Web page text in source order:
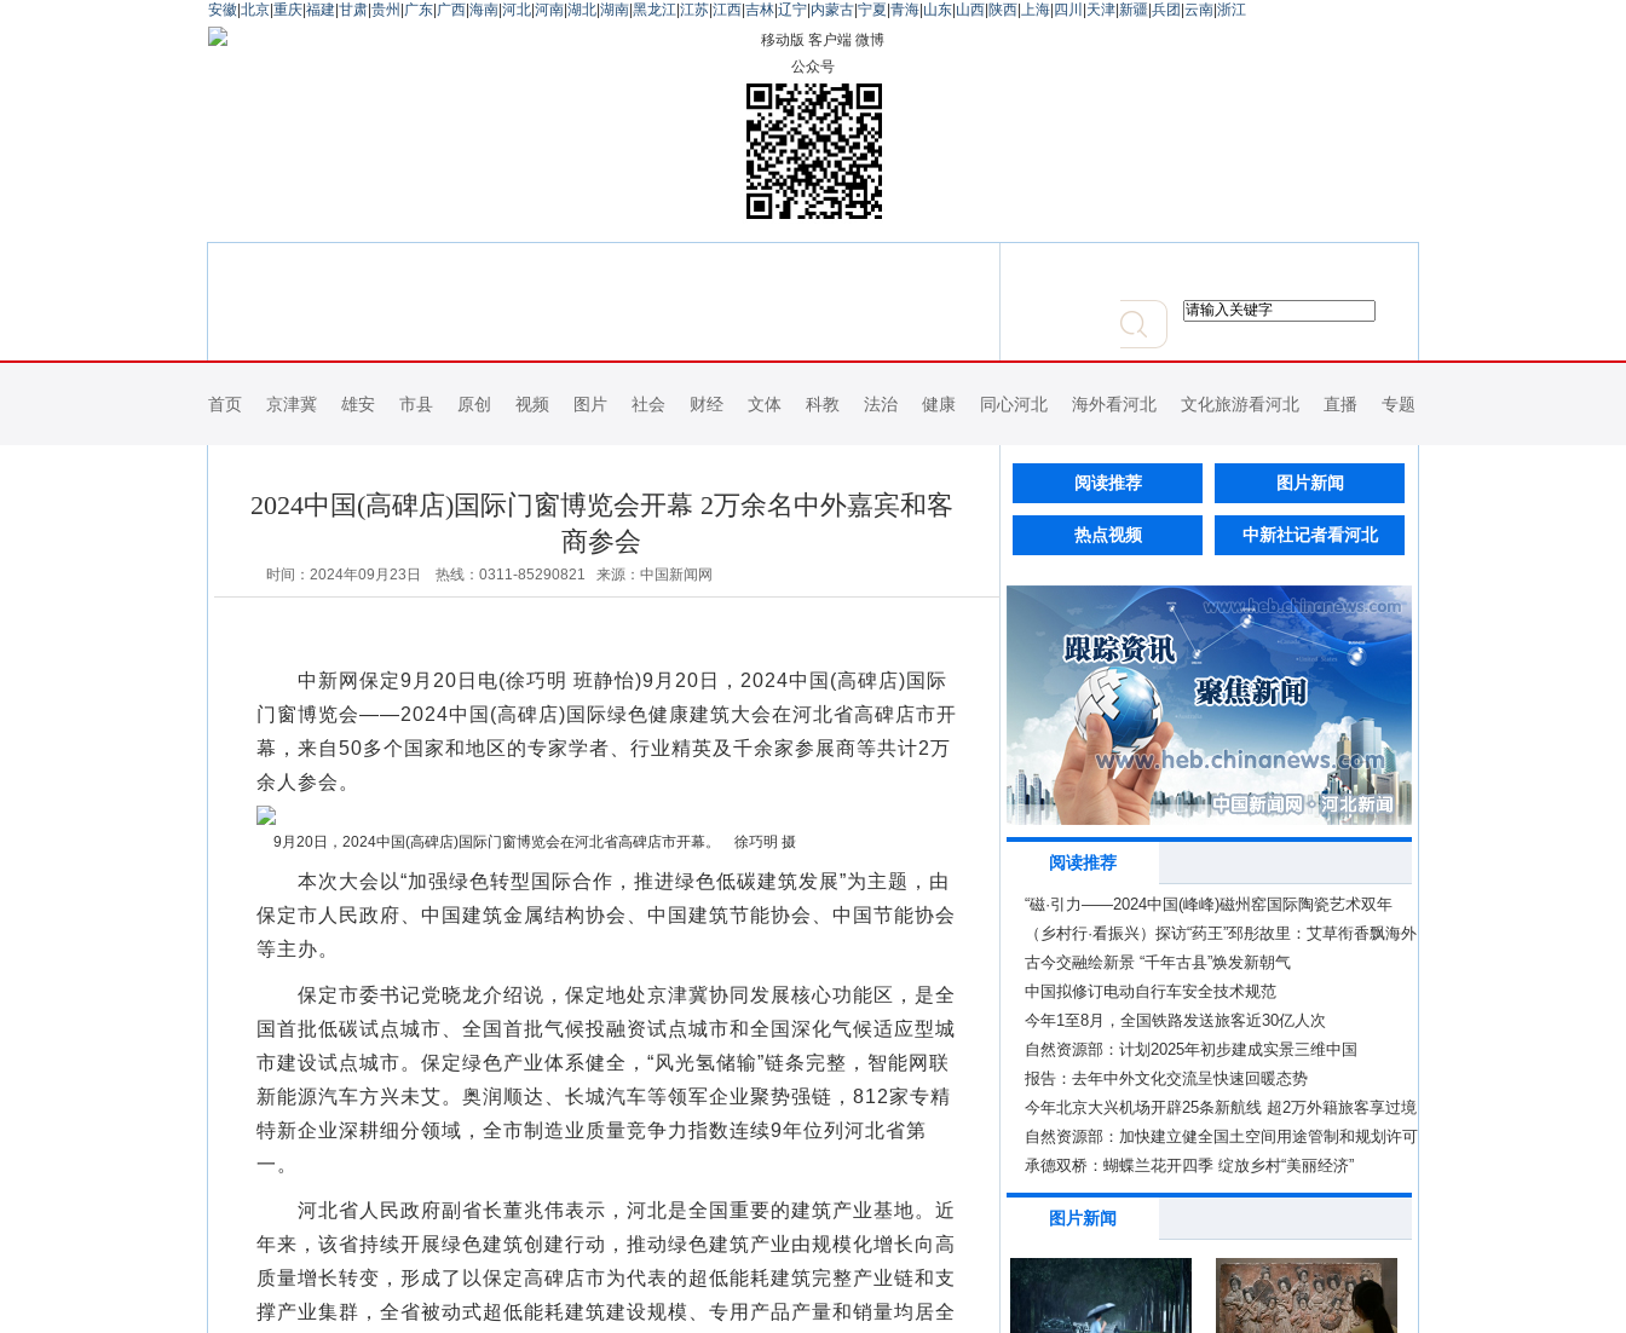
安徽 北京 重庆 福建 甘肃 贵州 广东 广西 海南 河北 河南 湖北 湖南 黑龙江 江苏 江西 吉林 辽宁 内蒙古 宁夏 青海 山东 山西 陕西 上海 四川 天津 新疆 兵团 云南 浙江
移动版 客户端 微博
公众号
首页 京津冀 雄安 市县 原创 视频 图片 社会 财经 文体 科教 法治 健康 同心河北 海外看河北 文化旅游看河北 直播 专题
2024中国(高碑店)国际门窗博览会开幕 2万余名中外嘉宾和客
商参会
时间：2024年09月23日 热线：0311-85290821 来源：中国新闻网
中新网保定9月20日电(徐巧明 班静怡)9月20日，2024中国(高碑店)国际
门窗博览会——2024中国(高碑店)国际绿色健康建筑大会在河北省高碑店市开
幕，来自50多个国家和地区的专家学者、行业精英及千余家参展商等共计2万
余人参会。
9月20日，2024中国(高碑店)国际门窗博览会在河北省高碑店市开幕。 徐巧明 摄
本次大会以“加强绿色转型国际合作，推进绿色低碳建筑发展”为主题，由
保定市人民政府、中国建筑金属结构协会、中国建筑节能协会、中国节能协会
等主办。
保定市委书记党晓龙介绍说，保定地处京津冀协同发展核心功能区，是全
国首批低碳试点城市、全国首批气候投融资试点城市和全国深化气候适应型城
市建设试点城市。保定绿色产业体系健全，“风光氢储输”链条完整，智能网联
新能源汽车方兴未艾。奥润顺达、长城汽车等领军企业聚势强链，812家专精
特新企业深耕细分领域，全市制造业质量竞争力指数连续9年位列河北省第
一。
河北省人民政府副省长董兆伟表示，河北是全国重要的建筑产业基地。近
年来，该省持续开展绿色建筑创建行动，推动绿色建筑产业由规模化增长向高
质量增长转变，形成了以保定高碑店市为代表的超低能耗建筑完整产业链和支
撑产业集群，全省被动式超低能耗建筑建设规模、专用产品产量和销量均居全
阅读推荐 图片新闻
热点视频 中新社记者看河北
阅读推荐
“磁·引力——2024中国(峰峰)磁州窑国际陶瓷艺术双年
展”在峰峰矿区开幕
（乡村行·看振兴）探访“药王”邳彤故里：艾草衔香飘海外
古法技艺焕新生
古今交融绘新景 “千年古县”焕发新朝气
中国拟修订电动自行车安全技术规范
今年1至8月，全国铁路发送旅客近30亿人次
自然资源部：计划2025年初步建成实景三维中国
报告：去年中外文化交流呈快速回暖态势
今年北京大兴机场开辟25条新航线 超2万外籍旅客享过境
免签
自然资源部：加快建立健全国土空间用途管制和规划许可
制度
承德双桥：蝴蝶兰花开四季 绽放乡村“美丽经济”
图片新闻